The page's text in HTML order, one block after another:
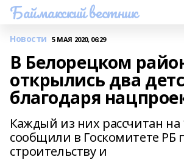
Баймакский вестник
Новости 5 МАЯ 2020, 06:29
В Белорецком
открылись два
благодаря
Каждый из них рассчитан на
сообщили в Госкомитете РБ
строительству и